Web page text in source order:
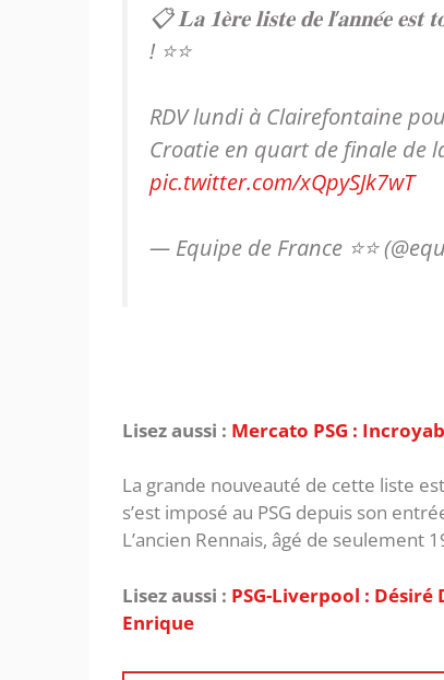
📋 𝐋𝐚 𝟏𝐞̀𝐫𝐞 𝐥𝐢𝐬𝐭𝐞 𝐝𝐞 𝐥’𝐚𝐧𝐧𝐞́𝐞
! ⭐️⭐️
RDV lundi à Clairefontaine
Croatie en quart de finale
pic.twitter.com/xQpySJk7wT
— Equipe de France ⭐⭐
Lisez aussi : Mercato PSG :
La grande nouveauté de cette liste
s’est imposé au PSG depuis son
L’ancien Rennais, âgé de seulement
Lisez aussi : PSG-Liverpool :
Enrique